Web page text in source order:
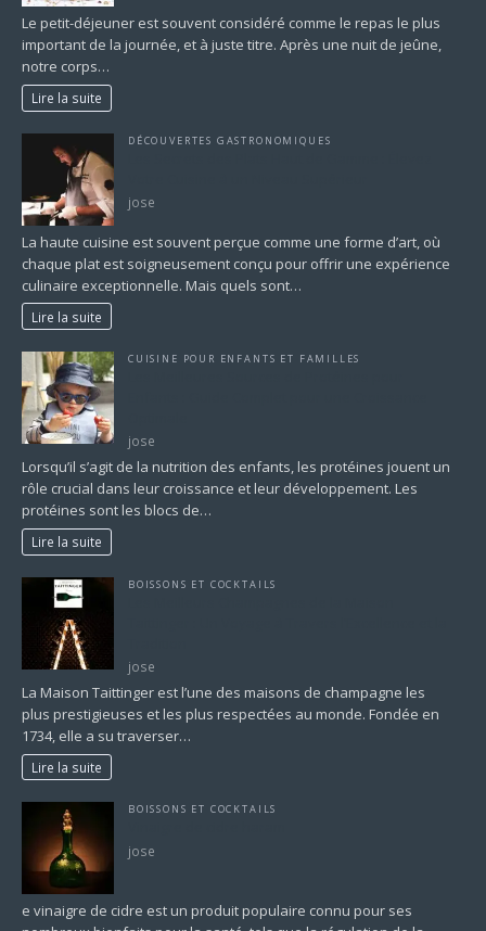
Le petit-déjeuner est souvent considéré comme le repas le plus
important de la journée, et à juste titre. Après une nuit de jeûne,
notre corps…
Lire la suite
DÉCOUVERTES GASTRONOMIQUES
jose
La haute cuisine est souvent perçue comme une forme d’art, où
chaque plat est soigneusement conçu pour offrir une expérience
culinaire exceptionnelle. Mais quels sont…
Lire la suite
CUISINE POUR ENFANTS ET FAMILLES
jose
Lorsqu’il s’agit de la nutrition des enfants, les protéines jouent un
rôle crucial dans leur croissance et leur développement. Les
protéines sont les blocs de…
Lire la suite
BOISSONS ET COCKTAILS
jose
La Maison Taittinger est l’une des maisons de champagne les
plus prestigieuses et les plus respectées au monde. Fondée en
1734, elle a su traverser…
Lire la suite
BOISSONS ET COCKTAILS
jose
e vinaigre de cidre est un produit populaire connu pour ses